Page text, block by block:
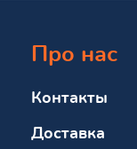
Про нас
Контакты
Доставка